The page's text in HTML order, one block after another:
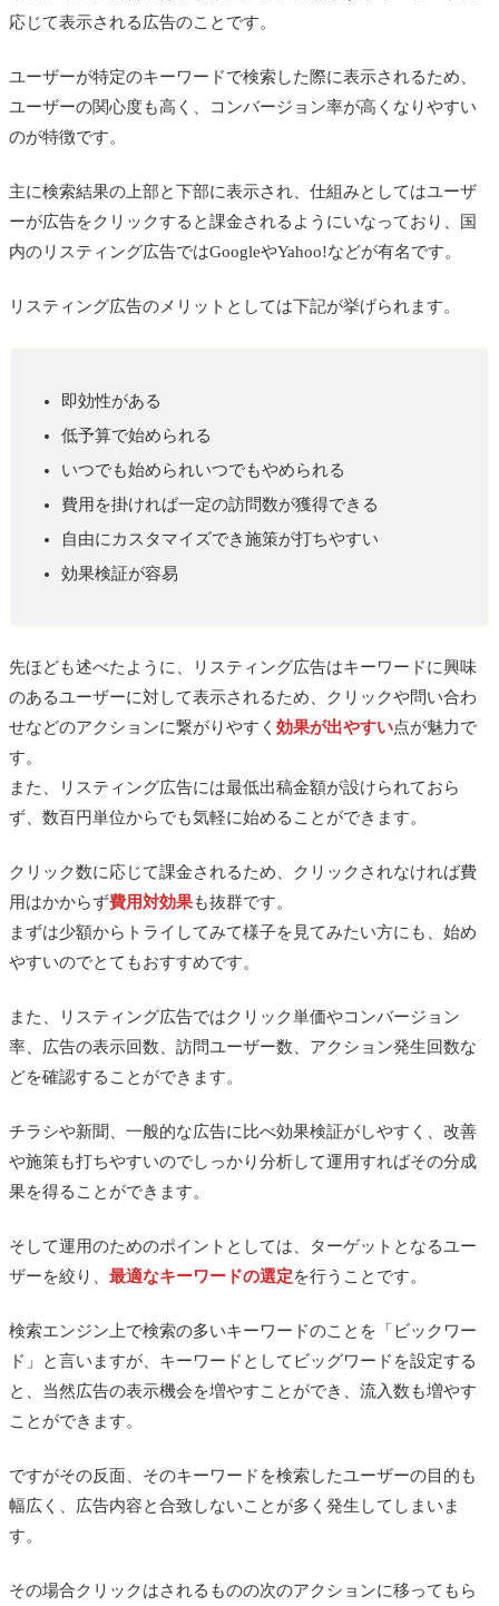
応じて表示される広告のことです。
ユーザーが特定のキーワードで検索した際に表示されるため、
ユーザーの関心度も高く、コンバージョン率が高くなりやすい
のが特徴です。
主に検索結果の上部と下部に表示され、仕組みとしてはユーザ
ーが広告をクリックすると課金されるようにいなっており、国
内のリスティング広告ではGoogleやYahoo!などが有名です。
リスティング広告のメリットとしては下記が挙げられます。
即効性がある
低予算で始められる
いつでも始められいつでもやめられる
費用を掛ければ一定の訪問数が獲得できる
自由にカスタマイズでき施策が打ちやすい
効果検証が容易
先ほども述べたように、リスティング広告はキーワードに興味
のあるユーザーに対して表示されるため、クリックや問い合わ
せなどのアクションに繋がりやすく 効果が出やすい点が魅力で
す。
また、リスティング広告には最低出稿金額が設けられておら
ず、数百円単位からでも気軽に始めることができます。
クリック数に応じて課金されるため、クリックされなければ費
用はかからず費用対効果も抜群です。
まずは少額からトライしてみて様子を見てみたい方にも、始め
やすいのでとてもおすすめです。
また、リスティング広告ではクリック単価やコンバージョン
率、広告の表示回数、訪問ユーザー数、アクション発生回数な
どを確認することができます。
チラシや新聞、一般的な広告に比べ効果検証がしやすく、改善
や施策も打ちやすいのでしっかり分析して運用すればその分成
果を得ることができます。
そして運用のためのポイントとしては、ターゲットとなるユー
ザーを絞り、 最適なキーワードの選定を行うことです。
検索エンジン上で検索の多いキーワードのことを「ビックワー
ド」と言いますが、キーワードとしてビッグワードを設定する
と、当然広告の表示機会を増やすことができ、流入数も増やす
ことができます。
ですがその反面、そのキーワードを検索したユーザーの目的も
幅広く、広告内容と合致しないことが多く発生してしまいま
す。
その場合クリックはされるものの次のアクションに移ってもら